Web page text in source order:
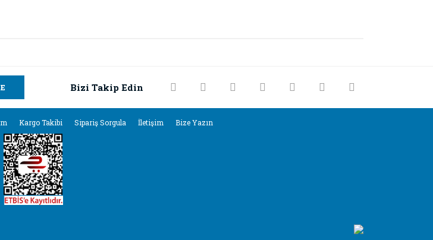
Bizi Takip Edin
Kargo Takibi Sipariş Sorgula İletişim Bize Yazın